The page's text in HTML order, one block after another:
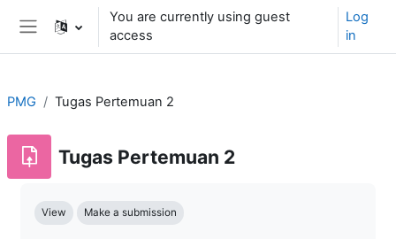
Skip to main content
Side panel
You are currently using guest
access
Log
in
PMG Tugas Pertemuan 2
Tugas Pertemuan 2
View Make a submission